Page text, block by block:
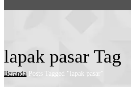
lapak pasar Tag
Beranda Posts Tagged "lapak pasar"